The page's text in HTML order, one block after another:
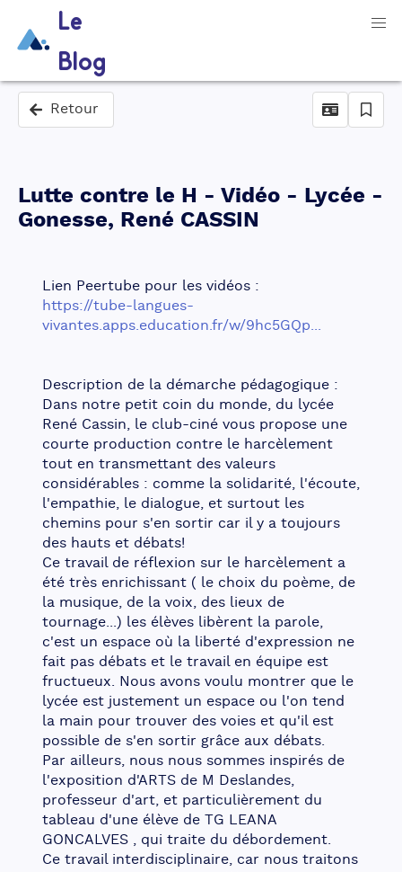
Le
Blog
Retour
Lutte contre le H - Vidéo - Lycée -
Gonesse, René CASSIN
Lien Peertube pour les vidéos :
https://tube-langues-
vivantes.apps.education.fr/w/9hc5GQp...
Description de la démarche pédagogique :
Dans notre petit coin du monde, du lycée
René Cassin, le club-ciné vous propose une
courte production contre le harcèlement
tout en transmettant des valeurs
considérables : comme la solidarité, l'écoute,
l'empathie, le dialogue, et surtout les
chemins pour s'en sortir car il y a toujours
des hauts et débats!
Ce travail de réflexion sur le harcèlement a
été très enrichissant ( le choix du poème, de
la musique, de la voix, des lieux de
tournage...) les élèves libèrent la parole,
c'est un espace où la liberté d'expression ne
fait pas débats et le travail en équipe est
fructueux. Nous avons voulu montrer que le
lycée est justement un espace ou l'on tend
la main pour trouver des voies et qu'il est
possible de s'en sortir grâce aux débats.
Par ailleurs, nous nous sommes inspirés de
l'exposition d'ARTS de M Deslandes,
professeur d'art, et particulièrement du
tableau d'une élève de TG LEANA
GONCALVES , qui traite du débordement.
Ce travail interdisciplinaire, car nous traitons